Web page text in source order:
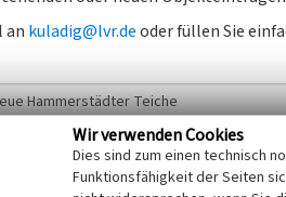
an kuladig@lvr.deoder füllen Sie
Wir verwenden Cookies
Dies sind zum einen technisch
Funktionsfähigkeit der Seiten